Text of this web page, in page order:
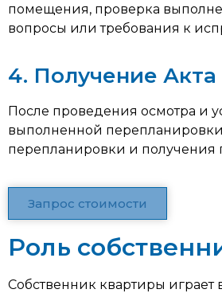
помещения, проверка
вопросы или требования к
4. Получение
После проведения осмотра и
выполненной
перепланировки и получения
Запрос стоимости
Роль
Собственник квартиры